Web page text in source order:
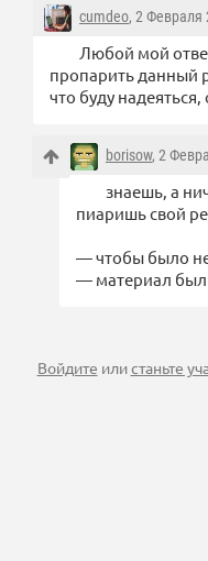
cumdeo, 2 Февраля
Любой мой
пропарить данный
что буду
borisow, 2
знаешь, а
пиаришь свой
— чтобы было не
— материал был
Войдите илистаньте